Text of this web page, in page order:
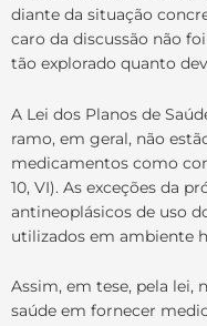
diante da situação
caro da discussão não
tão explorado quanto
A Lei dos Planos de
ramo, em geral, não
medicamentos como
10, VI). As exceções da
antineoplásicos de uso
utilizados em ambiente
Assim, em tese, pela lei,
saúde em fornecer